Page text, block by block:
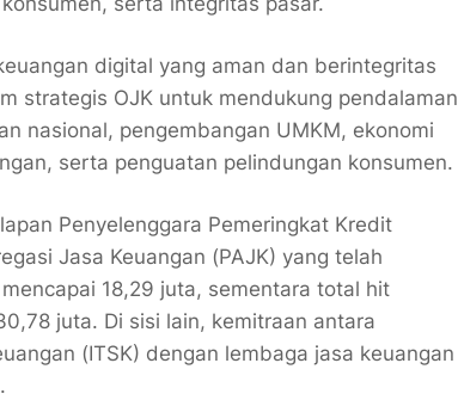
digital yang aman dan berintegritas
strategis OJK untuk mendukung pendalaman
nasional, pengembangan UMKM, ekonomi
serta penguatan pelindungan konsumen.
Penyelenggara Pemeringkat Kredit
Jasa Keuangan (PAJK) yang telah
18,29 juta, sementara total hit
juta. Di sisi lain, kemitraan antara
(ITSK) dengan lembaga jasa keuangan